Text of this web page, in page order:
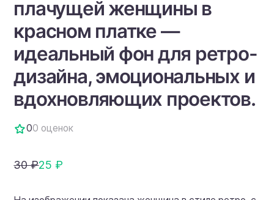
плачущей женщины в
красном платке —
идеальный фон для ретро-
дизайна, эмоциональных и
вдохновляющих проектов.
00 оценок
30 ₽25 ₽